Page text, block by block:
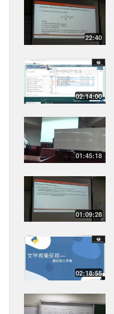
22:40
02:14:00
01:45:18
01:09:28
02:18:55